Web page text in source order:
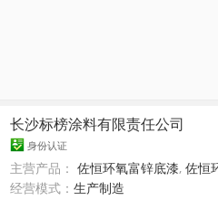
长沙标榜涂料有限责任公司
身份认证
主营产品：佐恒环氧富锌底漆,佐恒
经营模式：生产制造